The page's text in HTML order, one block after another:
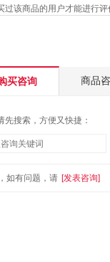
过该商品的用户才能进行评
买咨询 商品
先搜索，方便又快捷：
如有问题，请 [发表咨询]